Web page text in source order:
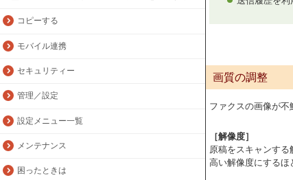
コピーする
モバイル連携
セキュリティー
管理／設定
設定メニュー一覧
メンテナンス
困ったときは
画質の調整
ファクスの画像が不
［解像度］
原稿をスキャンする
高い解像度にするほ